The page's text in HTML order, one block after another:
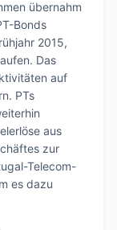
übernahm
Bonds
2015,
Das
auf
PTs
aus
zur
Telecom-
es dazu